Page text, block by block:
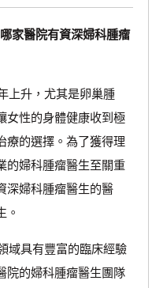
家醫院有資深婦科腫瘤
升，尤其是卵巢腫
女性的身體健康收到極
療的選擇。為了獲得理
的婦科腫瘤醫生至關重
深婦科腫瘤醫生的醫
。
具有豐富的臨床經驗
院的婦科腫瘤醫生團隊